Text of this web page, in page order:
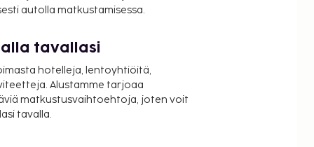
autolla matkustamisessa.
tavallasi
hotelleja, lentoyhtiöitä,
Alustamme tarjoaa
matkustusvaihtoehtoja, joten voit
tavalla.